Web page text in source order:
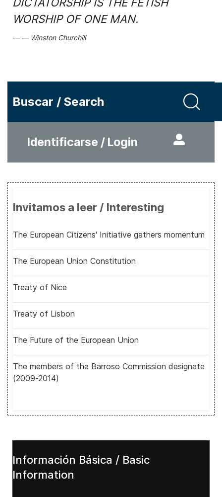
WORSHIP OF ONE MAN.
Winston Churchill
Buscar / Search
Identificarse / Login
Invitamos a leer / Interesting
The European Citizens' Initiative gathers momentum
The European Union Constitution
Treaty of Nice
Treaty of Lisbon
The Future of the European Union
The members of the Barroso Commission designate
(2009-2014)
Información Básica / Basic
Information